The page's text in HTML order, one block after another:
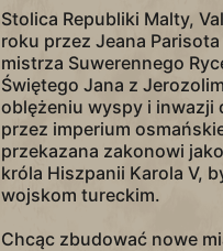
Stolica Republiki Malty,
roku przez Jeana
mistrza Suwerennego
Świętego Jana z
oblężeniu wyspy i inwazji
przez imperium
przekazana zakonowi
króla Hiszpanii Karola V,
wojskom tureckim.
Chcąc zbudować nowe